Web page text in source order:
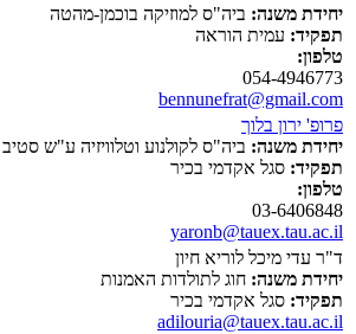
יחידת משנה: ביה"ס למוזיקה בוכמן-מהטה
תפקיד: עמית הוראה
טלפון:
054-4946773
bennunefrat@gmail.com
פרופ' ירון בלוך
יחידת משנה: ביה"ס לקולנוע וטלוויזיה ע"ש
תפקיד: סגל אקדמי בכיר
טלפון:
03-6406848
yaronb@tauex.tau.ac.il
ד"ר עדי מיכל לוריא חיון
יחידת משנה: חוג לתולדות האמנות
תפקיד: סגל אקדמי בכיר
adilouria@tauex.tau.ac.il